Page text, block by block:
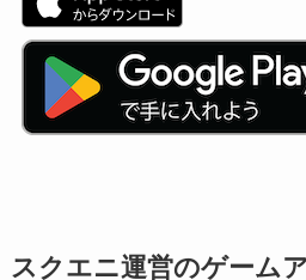
スクエニ運営のゲーム